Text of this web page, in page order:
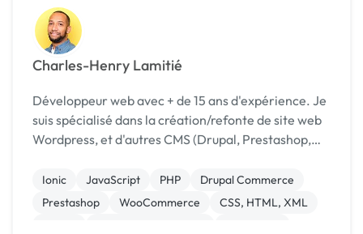
Charles-Henry Lamitié
Développeur web avec + de 15 ans d'expérience. Je
suis spécialisé dans la création/refonte de site web
Wordpress, et d'autres CMS (Drupal, Prestashop,
Ionic JavaScript PHP
Drupal Commerce
Prestashop
WooCommerce
CSS, HTML, XML